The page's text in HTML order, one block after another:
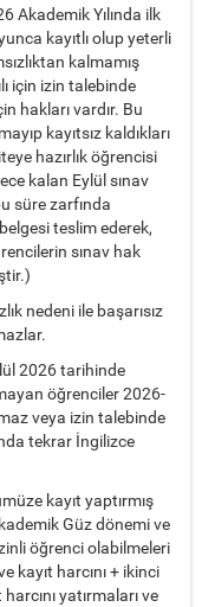
Akademik Yılında ilk
kayıtlı olup yeterli
kalmamış
için izin talebinde
hakları vardır. Bu
kayıtsız kaldıkları
hazırlık öğrencisi
kalan Eylül sınav
süre zarfında
teslim ederek,
sınav hak
nedeni ile başarısız
2026 tarihinde
öğrenciler 2026-
veya izin talebinde
tekrar İngilizce
kayıt yaptırmış
Güz dönemi ve
öğrenci olabilmeleri
kayıt harcını + ikinci
yatırmaları ve